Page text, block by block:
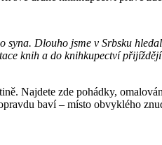
syna. Dlouho jsme v Srbsku
knih a do knihkupectví
Najdete zde pohádky,
baví – místo obvyklého